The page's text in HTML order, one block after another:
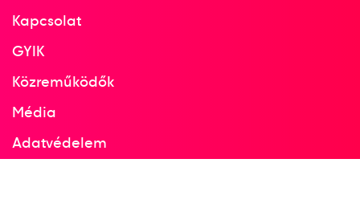
Kapcsolat
GYIK
Közreműködők
Média
Adatvédelem